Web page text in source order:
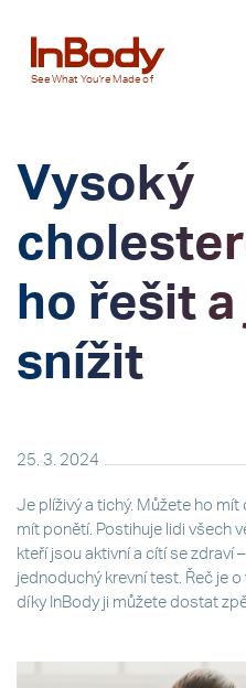
See What You’re Made of
Vysoký
ho řešit
snížit
25. 3. 2024
Je plíživý a tichý. Můžete ho
mít ponětí. Postihuje lidi všech
kteří jsou aktivní a cítí se zdraví
jednoduchý krevní test. Řeč je
díky InBody ji můžete dostat